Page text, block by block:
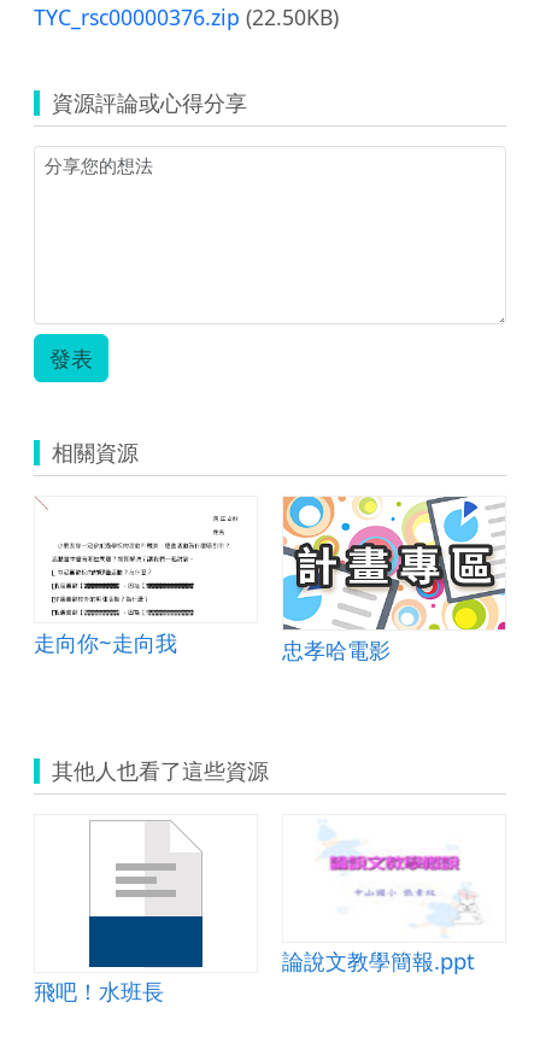
TYC_rsc00000376.zip (22.50KB)
資源評論或心得分享
發表
相關資源
走向你~走向我 忠孝哈電影
其他人也看了這些資源
飛吧！水班長
論說文教學簡報.ppt